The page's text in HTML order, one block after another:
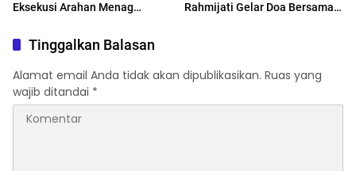
Eksekusi Arahan Menag
Rahmijati Gelar Doa Bersama
Tinggalkan Balasan
Alamat email Anda tidak akan dipublikasikan. Ruas yang
wajib ditandai *